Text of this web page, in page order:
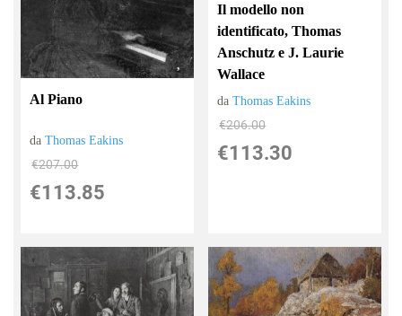
Al Piano
daThomas Eakins
€207.00
€113.85
Il modello non
identificato, Thomas
Anschutz e J. Laurie
Wallace
daThomas Eakins
€206.00
€113.30